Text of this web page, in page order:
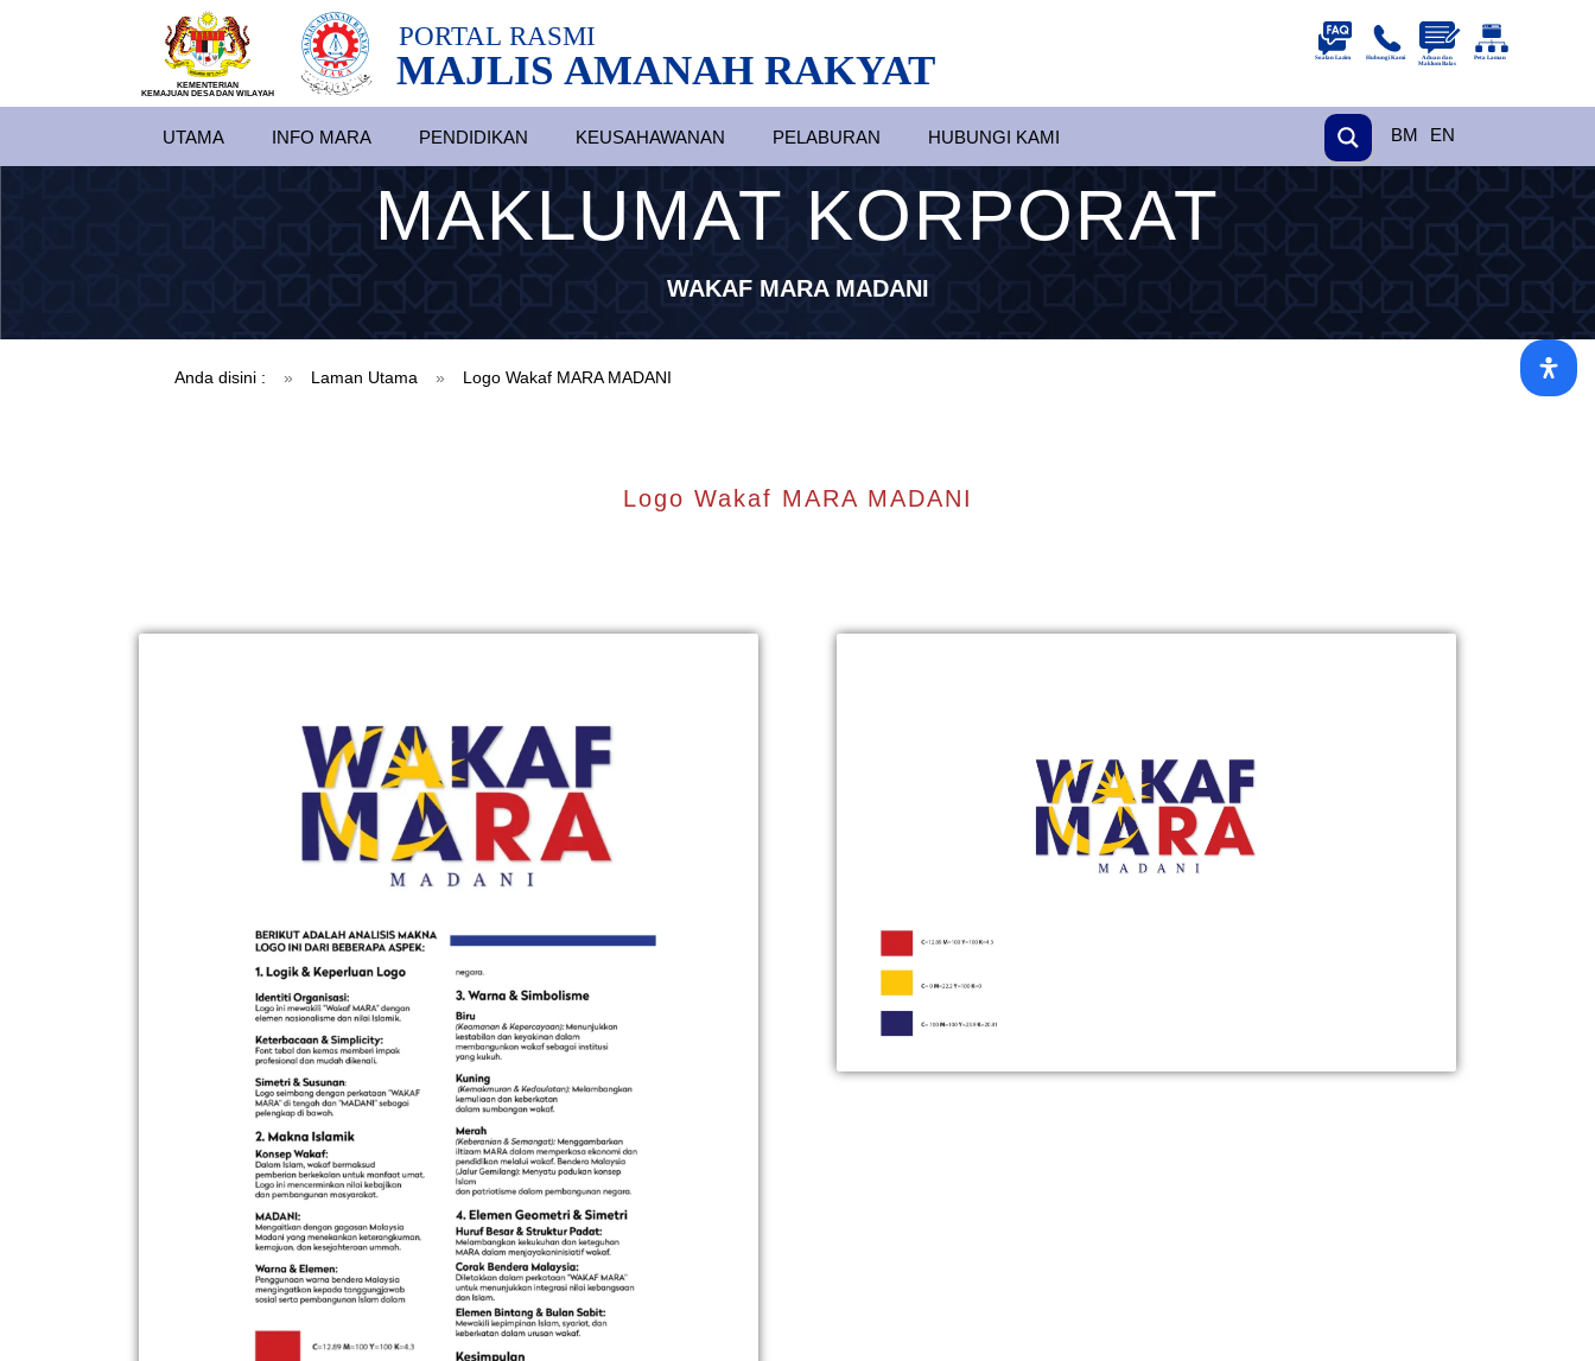
BM EN
MAJLIS AMANAH RAKYAT
PORTAL RASMI
KEMENTERIAN
KEMAJUAN DESA DAN WILA YAH
UTAMA INFO MARA PENDIDIKAN KEUSAHAWANAN PELABURAN HUBUNGI KAMI
MAKLUMAT KORPORAT
WAKAF MARA MADANI
Anda disini : » Laman Utama » Logo Wakaf MARA MADANI
Logo Wakaf MARA MADANI